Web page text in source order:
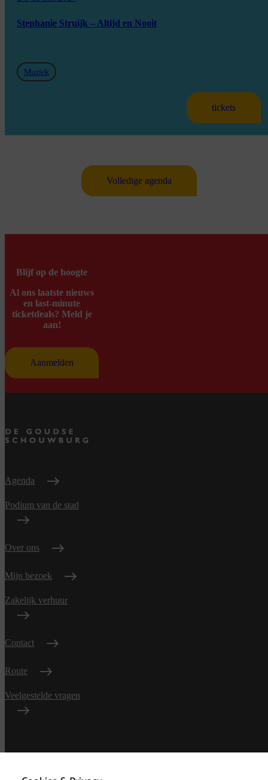
Stephanie Struijk – Altijd en Nooit
Muziek
tickets
Volledige agenda
Blijf op de hoogte
Al ons laatste nieuws
en last-minute
ticketdeals? Meld je
aan!
Aanmelden
Agenda
Podium van de stad
Over ons
Mijn bezoek
Zakelijk verhuur
Contact
Route
Veelgestelde vragen
voorwaarden